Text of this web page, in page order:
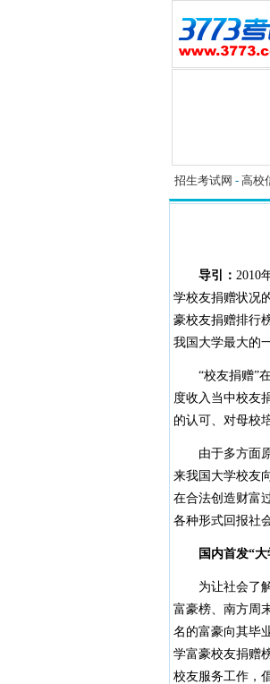
招生考试网 - 高校
导引： 2010
学校友捐赠状况
豪校友捐赠排行
我国大学最大的
“校友捐赠”在
度收入当中校友
的认可、对母校
由于多方面原
来我国大学校友
在合法创造财富
各种形式回报社
国内首发“
为让社会了解
富豪榜、南方周
名的富豪向其毕
学富豪校友捐赠
校友服务工作，